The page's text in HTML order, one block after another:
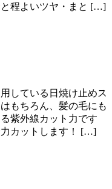
程よいツヤ・まと […]
している日焼け止めス
もちろん、髪の毛にも
紫外線カット力です
力カットします！ […]